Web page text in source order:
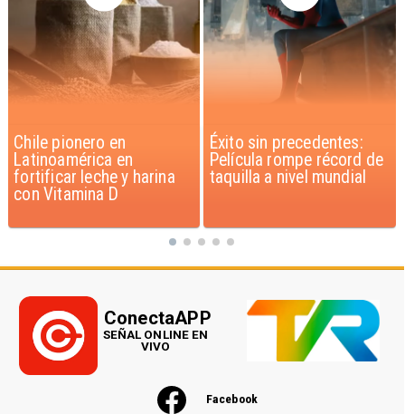
Éxito sin precedentes:
Película rompe récord de
taquilla a nivel mundial
Corte Suprema confirma
pago de $1.000 millones
por caso ProCultura
Facebook
ConectaAPP
SEÑAL ONLINE EN
VIVO